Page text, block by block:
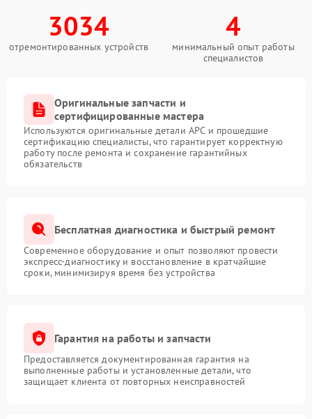
3034
отремонтированных устройств
4
минимальный опыт работы
специалистов
Оригинальные запчасти и
сертифицированные мастера
Используются оригинальные детали APC и прошедшие
сертификацию специалисты, что гарантирует корректную
работу после ремонта и сохранение гарантийных
обязательств
Бесплатная диагностика и быстрый ремонт
Современное оборудование и опыт позволяют провести
экспресс-диагностику и восстановление в кратчайшие
сроки, минимизируя время без устройства
Гарантия на работы и запчасти
Предоставляется документированная гарантия на
выполненные работы и установленные детали, что
защищает клиента от повторных неисправностей